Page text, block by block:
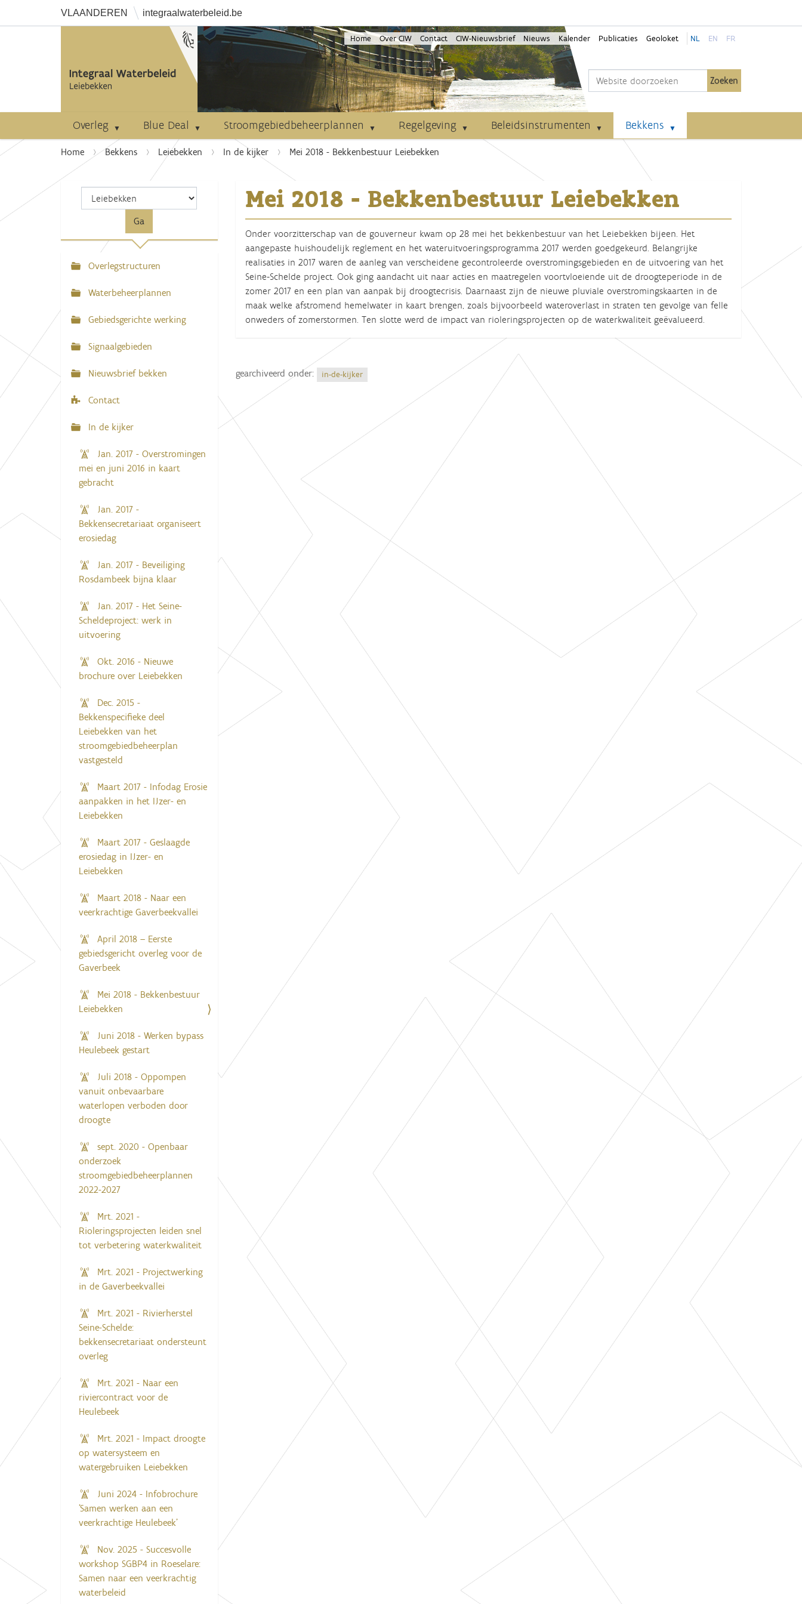
VLAANDEREN integraalwaterbeleid.be
Home Over CIW Contact CIW-Nieuwsbrief Nieuws Kalender Publicaties Geoloket NL EN FR
Overleg Blue Deal Stroomgebiedbeheerplannen Regelgeving Beleidsinstrumenten Bekkens
U
e
Home Bekkens Leiebekken In de kijker Mei 2018 - Bekkenbestuur Leiebekken
Mei 2018 - Bekkenbestuur Leiebekken
Onder voorzitterschap van de gouverneur kwam op 28 mei het bekkenbestuur van het Leiebekken bijeen. Het
aangepaste huishoudelijk reglement en het wateruitvoeringsprogramma 2017 werden goedgekeurd. Belangrijke
realisaties in 2017 waren de aanleg van verscheidene gecontroleerde overstromingsgebieden en de uitvoering van het
Seine-Schelde project. Ook ging aandacht uit naar acties en maatregelen voortvloeiende uit de droogteperiode in de
zomer 2017 en een plan van aanpak bij droogtecrisis. Daarnaast zijn de nieuwe pluviale overstromingskaarten in de
maak welke afstromend hemelwater in kaart brengen, zoals bijvoorbeeld wateroverlast in straten ten gevolge van felle
onweders of zomerstormen. Ten slotte werd de impact van rioleringsprojecten op de waterkwaliteit geëvalueerd.
gearchiveerd onder: in-de-kijker
N
a
i
g
t
Overlegstructuren
Waterbeheerplannen
Gebiedsgerichte werking
Signaalgebieden
Nieuwsbrief bekken
Contact
In de kijker
Jan. 2017 - Overstromingen
mei en juni 2016 in kaart
gebracht
Jan. 2017 -
Bekkensecretariaat organiseert
erosiedag
Jan. 2017 - Beveiliging
Rosdambeek bijna klaar
Jan. 2017 - Het Seine-
Scheldeproject: werk in
uitvoering
Okt. 2016 - Nieuwe
brochure over Leiebekken
Dec. 2015 -
Bekkenspecifieke deel
Leiebekken van het
stroomgebiedbeheerplan
vastgesteld
Maart 2017 - Infodag Erosie
aanpakken in het IJzer- en
Leiebekken
Maart 2017 - Geslaagde
erosiedag in IJzer- en
Leiebekken
Maart 2018 - Naar een
veerkrachtige Gaverbeekvallei
April 2018 – Eerste
gebiedsgericht overleg voor de
Gaverbeek
Mei 2018 - Bekkenbestuur
Leiebekken
Juni 2018 - Werken bypass
Heulebeek gestart
Juli 2018 - Oppompen
vanuit onbevaarbare
waterlopen verboden door
droogte
sept. 2020 - Openbaar
onderzoek
stroomgebiedbeheerplannen
2022-2027
Mrt. 2021 -
Rioleringsprojecten leiden snel
tot verbetering waterkwaliteit
Mrt. 2021 - Projectwerking
in de Gaverbeekvallei
Mrt. 2021 - Rivierherstel
Seine-Schelde:
bekkensecretariaat ondersteunt
overleg
Mrt. 2021 - Naar een
riviercontract voor de
Heulebeek
Mrt. 2021 - Impact droogte
op watersysteem en
watergebruiken Leiebekken
Juni 2024 - Infobrochure
'Samen werken aan een
veerkrachtige Heulebeek'
Nov. 2025 - Succesvolle
workshop SGBP4 in Roeselare:
Samen naar een veerkrachtig
waterbeleid